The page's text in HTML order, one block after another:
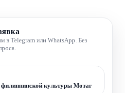
в Telegram или WhatsApp. Без
культуры Мотаг